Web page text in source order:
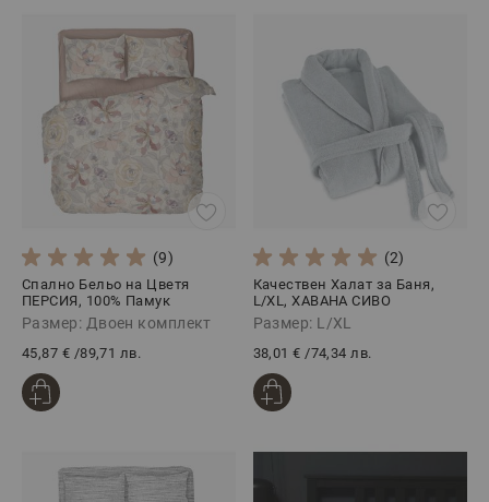
(9)
Спално Бельо на Цветя
ПЕРСИЯ, 100% Памук
Ранфорс, 4 части
Размер: Двоен комплект
45,87 € /89,71 лв.
(2)
Качествен Халат за Баня,
L/XL, ХАВАНА СИВО
Размер: L/XL
38,01 € /74,34 лв.